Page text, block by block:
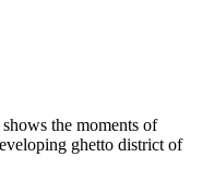
the moments of
ghetto district of